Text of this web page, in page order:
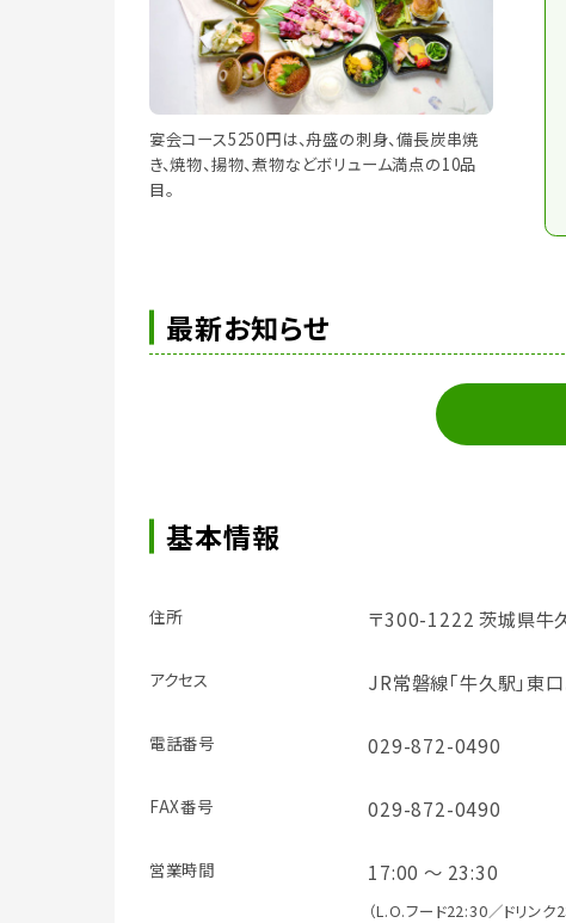
宴会コース5250円は、舟盛の刺身、備長炭串焼
き、焼物、揚物、煮物などボリューム満点の10品
目。
最新お知らせ
基本情報
住所 〒300-1222 茨城県牛
アクセス JR常磐線｢牛久駅｣東
電話番号 029-872-0490
FAX番号 029-872-0490
営業時間 17:00 ～ 23:30
（L.O.フード22:30／ドリンク